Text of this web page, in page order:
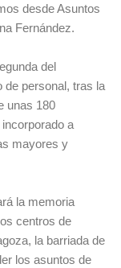
desde Asuntos
Fernández.
del
de personal, tras la
unas 180
a
mayores y
la memoria
centros de
la barriada de
los asuntos de